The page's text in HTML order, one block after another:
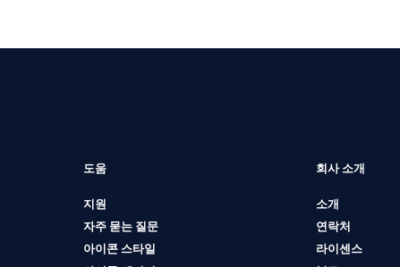
도움
지원
자주 묻는 질문
아이콘 스타일
회사 소개
소개
연락처
라이센스